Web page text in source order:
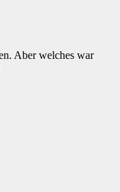
Aber welches war